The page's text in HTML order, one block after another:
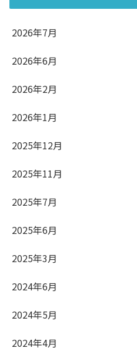
2026年7月
2026年6月
2026年2月
2026年1月
2025年12月
2025年11月
2025年7月
2025年6月
2025年3月
2024年6月
2024年5月
2024年4月